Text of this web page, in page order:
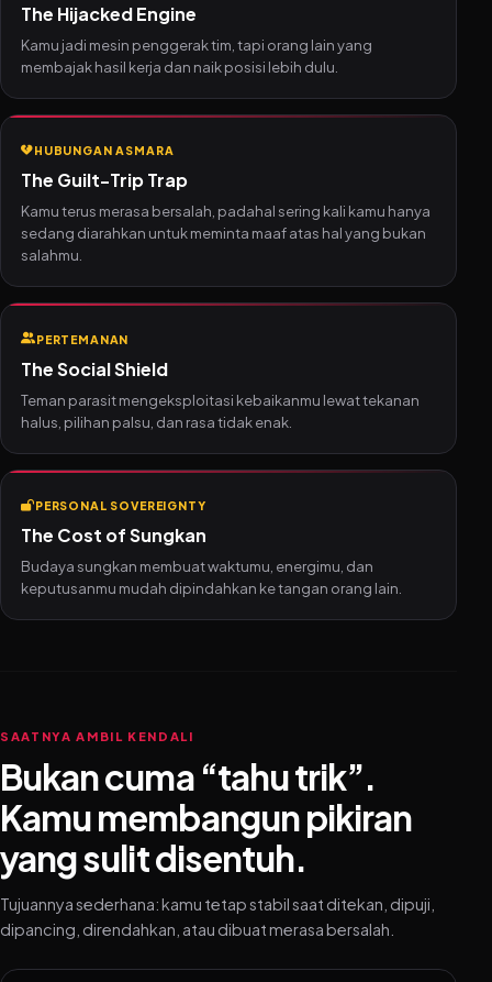
The Hijacked Engine
Kamu jadi mesin penggerak tim, tapi orang lain yang
membajak hasil kerja dan naik posisi lebih dulu.
HUBUNGAN ASMARA
The Guilt-Trip Trap
Kamu terus merasa bersalah, padahal sering kali kamu hanya
sedang diarahkan untuk meminta maaf atas hal yang bukan
salahmu.
PERTEMANAN
The Social Shield
Teman parasit mengeksploitasi kebaikanmu lewat tekanan
halus, pilihan palsu, dan rasa tidak enak.
PERSONAL SOVEREIGNTY
The Cost of Sungkan
Budaya sungkan membuat waktumu, energimu, dan
keputusanmu mudah dipindahkan ke tangan orang lain.
SAATNYA AMBIL KENDALI
Bukan cuma “tahu trik”.
Kamu membangun pikiran
yang sulit disentuh.
Tujuannya sederhana: kamu tetap stabil saat ditekan, dipuji,
dipancing, direndahkan, atau dibuat merasa bersalah.